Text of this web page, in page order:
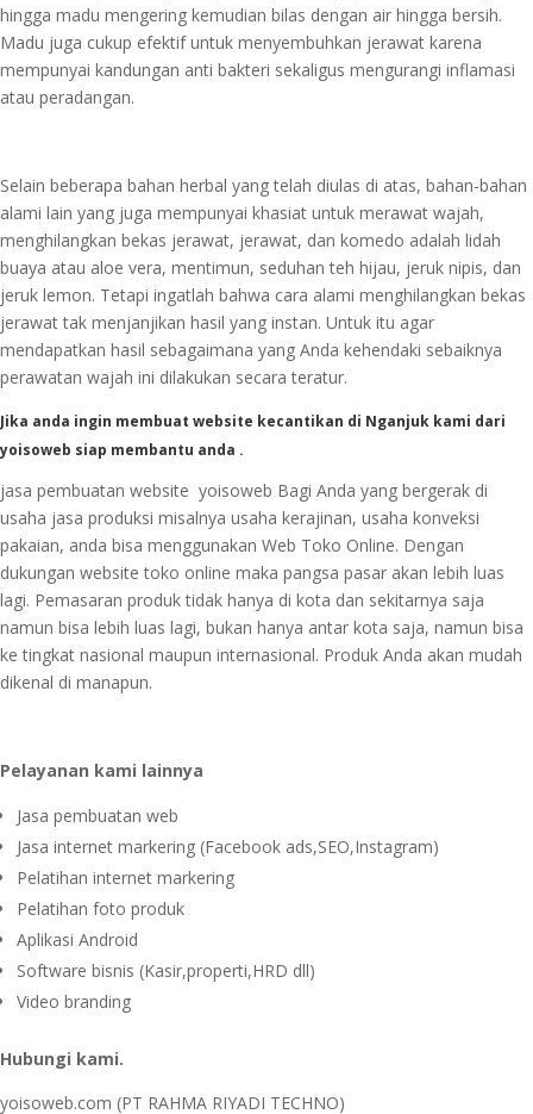
hingga madu mengering kemudian bilas dengan air hingga bersih.
Madu juga cukup efektif untuk menyembuhkan jerawat karena
mempunyai kandungan anti bakteri sekaligus mengurangi inflamasi
atau peradangan.
Selain beberapa bahan herbal yang telah diulas di atas, bahan-bahan
alami lain yang juga mempunyai khasiat untuk merawat wajah,
menghilangkan bekas jerawat, jerawat, dan komedo adalah lidah
buaya atau aloe vera, mentimun, seduhan teh hijau, jeruk nipis, dan
jeruk lemon. Tetapi ingatlah bahwa cara alami menghilangkan bekas
jerawat tak menjanjikan hasil yang instan. Untuk itu agar
mendapatkan hasil sebagaimana yang Anda kehendaki sebaiknya
perawatan wajah ini dilakukan secara teratur.
Jika anda ingin membuat website kecantikan di Nganjuk kami dari
yoisoweb siap membantu anda .
jasa pembuatan website yoisoweb Bagi Anda yang bergerak di
usaha jasa produksi misalnya usaha kerajinan, usaha konveksi
pakaian, anda bisa menggunakan Web Toko Online. Dengan
dukungan website toko online maka pangsa pasar akan lebih luas
lagi. Pemasaran produk tidak hanya di kota dan sekitarnya saja
namun bisa lebih luas lagi, bukan hanya antar kota saja, namun bisa
ke tingkat nasional maupun internasional. Produk Anda akan mudah
dikenal di manapun.
Pelayanan kami lainnya
Jasa pembuatan web
Jasa internet markering (Facebook ads,SEO,Instagram)
Pelatihan internet markering
Pelatihan foto produk
Aplikasi Android
Software bisnis (Kasir,properti,HRD dll)
Video branding
Hubungi kami.
yoisoweb.com (PT RAHMA RIYADI TECHNO)